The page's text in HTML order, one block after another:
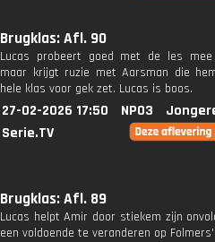
Brugklas: Afl. 90
Lucas probeert goed met de les
maar krijgt ruzie met Aarsman die
hele klas voor gek zet. Lucas is boos.
27-02-2026 17:50 NPO3
Serie.TV
Brugklas: Afl. 89
Lucas helpt Amir door stiekem zijn
een voldoende te veranderen op